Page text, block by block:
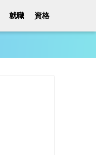
就職 資格